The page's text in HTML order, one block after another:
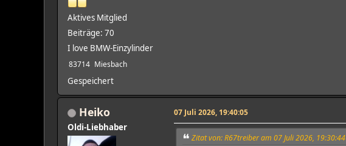
Aktives Mitglied
Beiträge: 70
I love BMW-Einzylinder
83714 Miesbach
Gespeichert
Heiko
Oldi-Liebhaber
07 Juli 2026, 19:40:05
Zitat von: R67treiber am 07 Juli 2026, 19:30:44